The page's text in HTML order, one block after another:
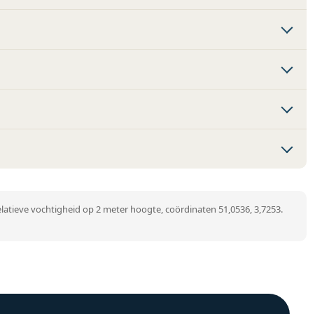
vochtigheid op 2 meter hoogte, coördinaten 51,0536, 3,7253.